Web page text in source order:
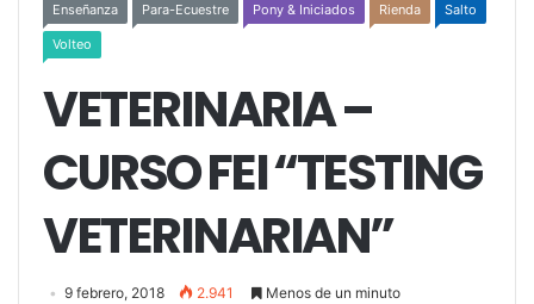
Enseñanza Para-Ecuestre Pony & Iniciados Rienda Salto
Volteo
VETERINARIA –
CURSO FEI “TESTING
VETERINARIAN”
9 febrero, 2018 2.941 Menos de un minuto